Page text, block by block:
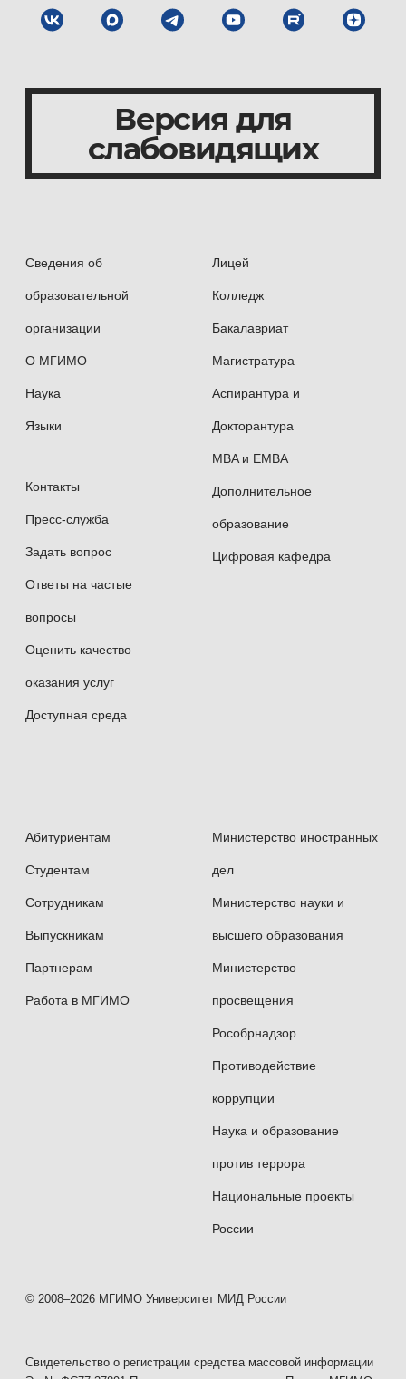
Сведения об
образовательной
организации
О МГИМО
Наука
Языки
Контакты
Пресс-служба
Задать вопрос
Ответы на частые
вопросы
Оценить качество
оказания услуг
Доступная среда
Лицей
Колледж
Бакалавриат
Магистратура
Аспирантура и
Докторантура
MBA и EMBA
Дополнительное
образование
Цифровая кафедра
Абитуриентам
Студентам
Сотрудникам
Выпускникам
Партнерам
Работа в МГИМО
Министерство иностранных
дел
Министерство науки и
высшего образования
Министерство
просвещения
Рособрнадзор
Противодействие
коррупции
Наука и образование
против террора
Национальные проекты
России
Версия для
слабовидящих
© 2008–2026 МГИМО Университет МИД России
Свидетельство о регистрации средства массовой информации